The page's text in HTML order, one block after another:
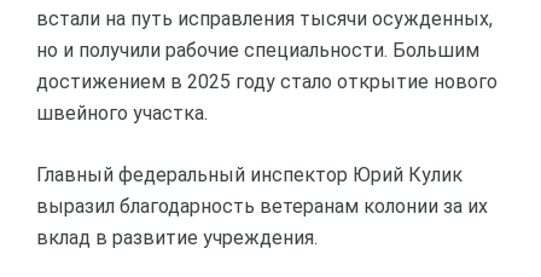
встали на путь исправления тысячи осужденных,
но и получили рабочие специальности. Большим
достижением в 2025 году стало открытие нового
швейного участка.
Главный федеральный инспектор Юрий Кулик
выразил благодарность ветеранам колонии за их
вклад в развитие учреждения.